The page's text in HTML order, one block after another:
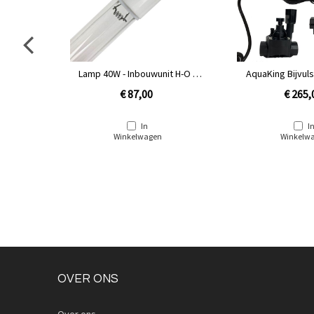
Lamp 40W - Inbouwunit H-O /
€ 87,00
In
Winkelwagen
AquaKing
€
In
OVER ONS